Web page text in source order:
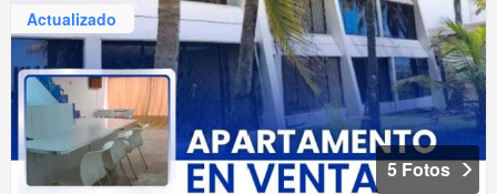
Actualizado
5 Fotos